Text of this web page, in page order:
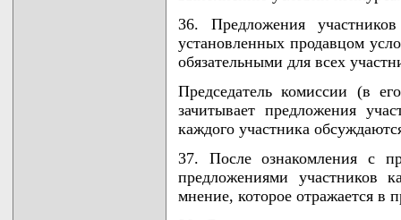
36. Предложения
установленных продавцом
обязательными для всех
Председатель комиссии (в
зачитывает предложения
каждого участника
37. После ознакомления с
предложениями участников
мнение, которое отражается в